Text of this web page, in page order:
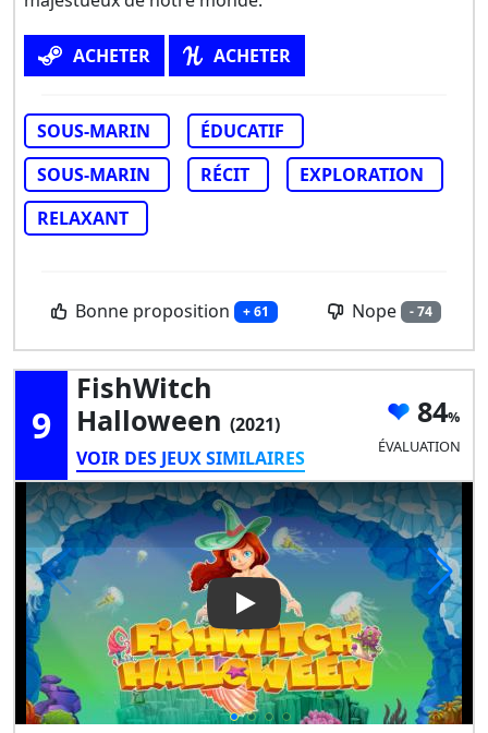
ACHETER ACHETER
SOUS-MARIN
ÉDUCATIF
SOUS-MARIN
RÉCIT
EXPLORATION
RELAXANT
Bonne proposition + 61 Nope - 74
9
FishWitch
Halloween (2021)
VOIR DES JEUX SIMILAIRES
84
ÉVALUATION
Play Video: FishWitch